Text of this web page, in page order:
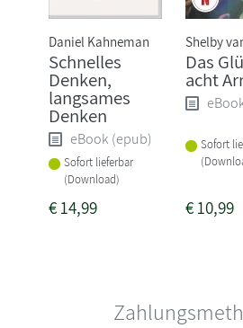
Daniel Kahneman
Schnelles
Denken,
langsames
Denken
eBook (epub)
Sofort lieferbar
(Download)
€14,99
Shelby
Das
acht
Sofort
€10,99